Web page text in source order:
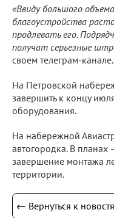
«Ввиду большого
благоустройства
продлевать его.
получат серьезные
своем телеграм-канале.
На Петровской
завершить к концу
оборудования.
На набережной
автогородка. В планах
завершение монтажа
территории.
← Вернуться к